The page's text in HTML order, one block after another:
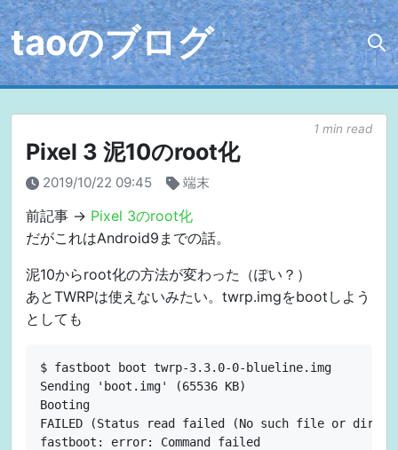
taoのブログ
1 min read
Pixel 3 泥10のroot化
2019/10/22 09:45 端末
前記事 -> Pixel 3のroot化
だがこれはAndroid9までの話。
泥10からroot化の方法が変わった（ぽい？）
あとTWRPは使えないみたい。twrp.imgをbootしよう
としても
$ fastboot boot twrp-3.3.0-0-blueline.img
Sending 'boot.img' (65536 KB)
Booting
FAILED (Status read failed (No such file or